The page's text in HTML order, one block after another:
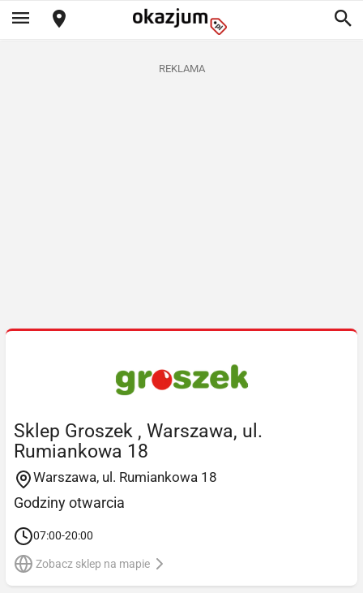
REKLAMA
Sklep Groszek , Warszawa, ul.
Rumiankowa 18
Warszawa, ul. Rumiankowa 18
Godziny otwarcia
07:00-20:00
Zobacz sklep na mapie